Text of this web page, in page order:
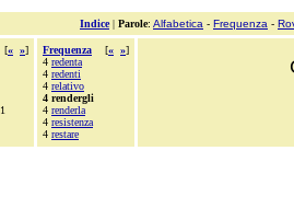
Indice| Parole: Alfabetica - Frequenza -
[« »]
1
Frequenza [« »]
4 redenta
4 redenti
4 relativo
4 rendergli
4 renderla
4 resistenza
4 restare